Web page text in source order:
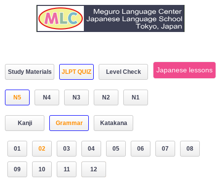
Study Materials JLPT QUIZ Level Check Japanese lessons
N5 N4 N3 N2 N1
Kanji Grammar Katakana
01 02 03 04 05 06 07 08
09 10 11 12